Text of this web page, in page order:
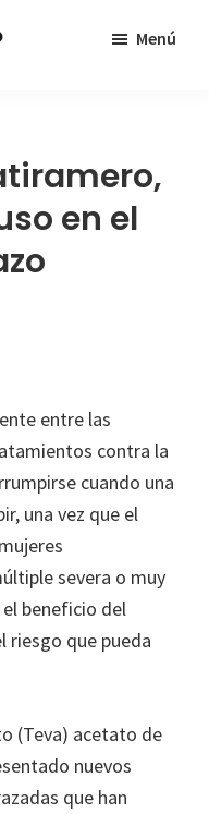
Menú
en el
entre las
contra la
cuando una
una vez que el
severa o muy
beneficio del
riesgo que pueda
(Teva) acetato de
nuevos
que han